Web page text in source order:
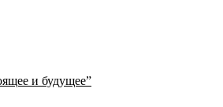
и будущее”